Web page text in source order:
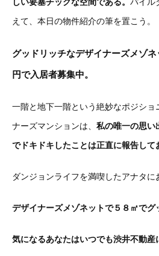
しい要塞チックな空間である。 パイル
えて、本日の物件紹介の筆を置こう。
グッドリッチなデザイナーズメゾ
円で入居者募集中。
一階と地下一階という絶妙なポジショ
ナーズマンションは、 私の唯一の思い
でドキドキしたことは正直に報告して
ダンジョンライフを満喫したアナタに
デザイナーズメゾネットで５８㎡でグ
気になるあなたはいつでも渋井不動産